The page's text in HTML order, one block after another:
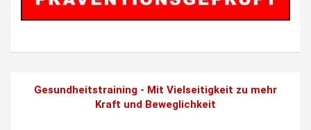
Gesundheitstraining - Mit Vielseitigkeit zu mehr
Kraft und Beweglichkeit